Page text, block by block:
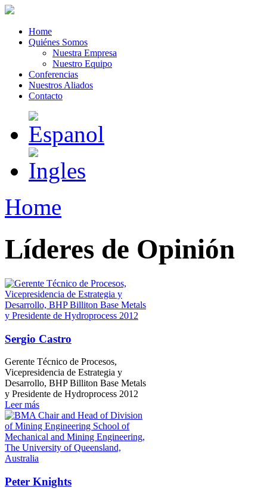
Home
Quiénes Somos
Nuestra Empresa
Nuestro Equipo
Conferencias
Nuestros Aliados
Contacto
Home
Líderes de Opinión
Sergio Castro
Gerente Técnico de Procesos,
Vicepresidencia de Estrategia y
Desarrollo, BHP Billiton Base Metals
y Presidente de Hydroprocess 2012
Leer más
Peter Knights